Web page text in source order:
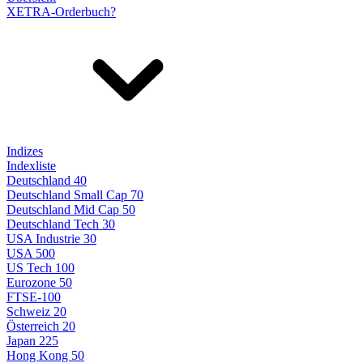
XETRA-Orderbuch?
Indizes
Indexliste
Deutschland 40
Deutschland Small Cap 70
Deutschland Mid Cap 50
Deutschland Tech 30
USA Industrie 30
USA 500
US Tech 100
Eurozone 50
FTSE-100
Schweiz 20
Österreich 20
Japan 225
Hong Kong 50